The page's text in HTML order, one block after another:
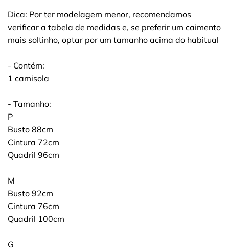
Dica: Por ter modelagem menor, recomendamos
verificar a tabela de medidas e, se preferir um caimento
mais soltinho, optar por um tamanho acima do habitual
- Contém:
1 camisola
- Tamanho:
P
Busto 88cm
Cintura 72cm
Quadril 96cm
M
Busto 92cm
Cintura 76cm
Quadril 100cm
G